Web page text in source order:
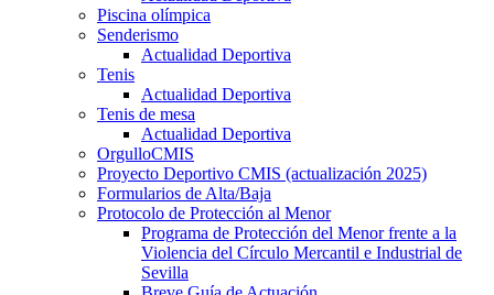
Piscina olímpica
Senderismo
Actualidad Deportiva
Tenis
Actualidad Deportiva
Tenis de mesa
Actualidad Deportiva
OrgulloCMIS
Proyecto Deportivo CMIS (actualización 2025)
Formularios de Alta/Baja
Protocolo de Protección al Menor
Programa de Protección del Menor frente a la
Violencia del Círculo Mercantil e Industrial de
Sevilla